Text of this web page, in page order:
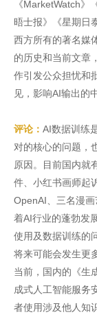
《MarketWatch
晤士报》《星期日
西方所有的著名媒
的历史和当前文章
作引发公众担忧和
见，影响AI输出的
评论： AI数据训练
对的核心的问题，
原因。目前国内就
件、小红书画师起
OpenAI、三名漫
着AI行业的蓬勃发
使用及数据训练的
将来可能会发生更
当前，国内的《生
成式人工智能服务
者使用涉及他人知